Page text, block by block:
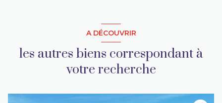
A DÉCOUVRIR
les autres biens correspondant à
votre recherche